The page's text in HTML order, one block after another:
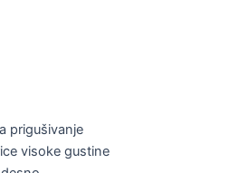
prigušivanje
visoke gustine